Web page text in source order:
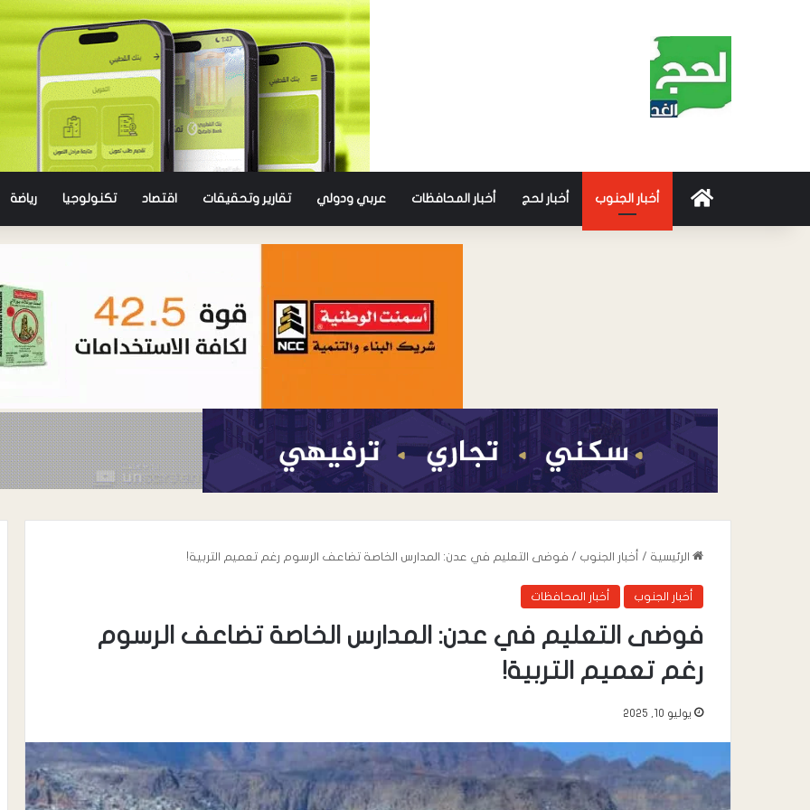
أخبار الجنوب أخبار لحج أخبار المحافظات عربي ودولي تقارير وتحقيقات اقتصاد تكنولوجيا رياضة
الرئيسية / أخبار الجنوب / فوضى التعليم في عدن: المدارس الخاصة تضاعف الرسوم رغم تعميم التربية!
أخبار الجنوب أخبار المحافظات
فوضى التعليم في عدن: المدارس الخاصة تضاعف الرسوم
رغم تعميم التربية!
يوليو 10, 2025
العصيان المدني المعلنة من اتحاد
نقابات عمال الجنوب…
من الأطباء الاستشاريين بالتعاون مع
مستوصف دار الحكمة